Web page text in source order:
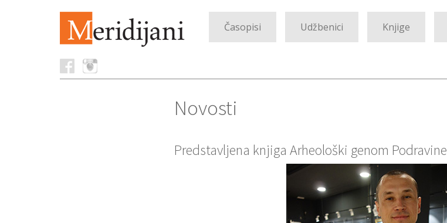
Časopisi Udžbenici Knjige
Novosti
Predstavljena knjiga Arheološki genom Podravine